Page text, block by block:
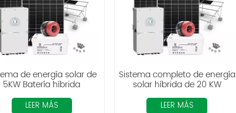
de energía solar de
5KW Batería híbrida
completa Lifepo4
LEER MÁS
Sistema completo de energía
solar híbrida de 20 KW
LEER MÁS